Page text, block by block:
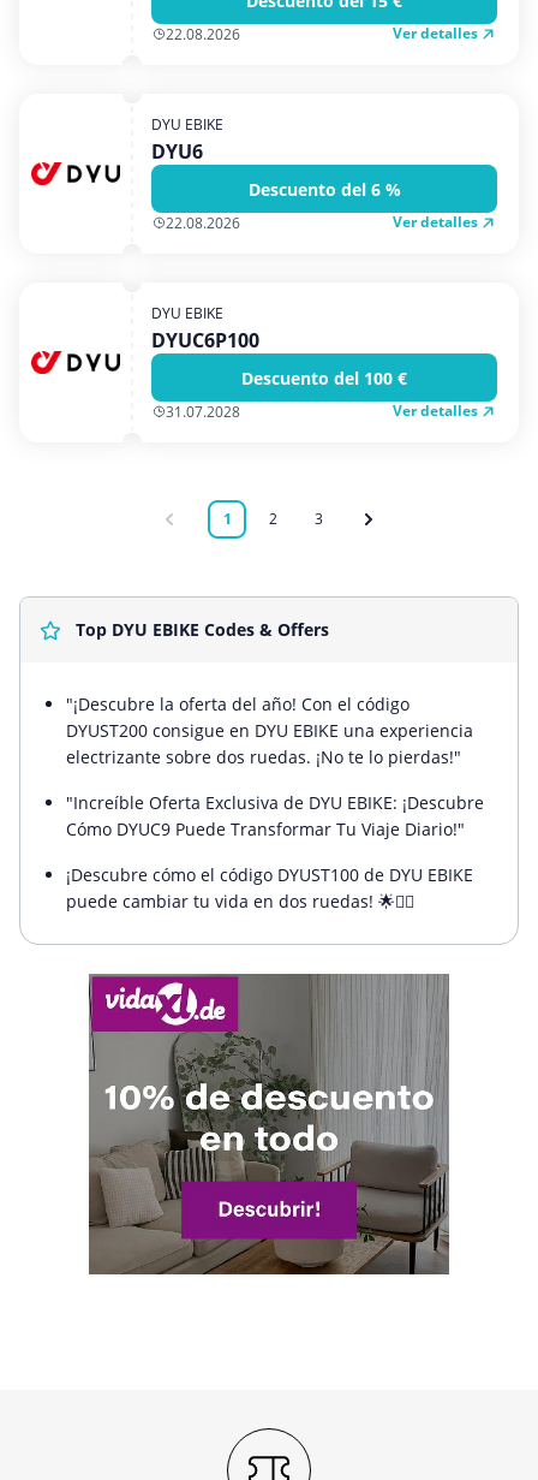
22.08.2026 Ver detalles
DYU EBIKE
DYU6
Descuento del 6 %
22.08.2026 Ver detalles
DYU EBIKE
DYUC6P100
Descuento del 100 €
31.07.2028 Ver detalles
1 2 3
Top DYU EBIKE Codes & Offers
"¡Descubre la oferta del año! Con el código
DYUST200 consigue en DYU EBIKE una experiencia
electrizante sobre dos ruedas. ¡No te lo pierdas!"
"Increíble Oferta Exclusiva de DYU EBIKE: ¡Descubre
Cómo DYUC9 Puede Transformar Tu Viaje Diario!"
¡Descubre cómo el código DYUST100 de DYU EBIKE
puede cambiar tu vida en dos ruedas! 🌟🚴‍♂️